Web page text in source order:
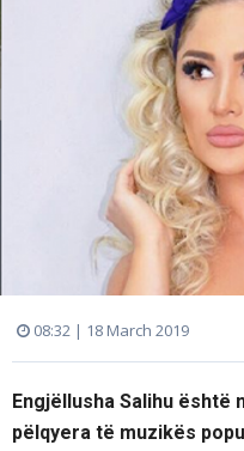
08:32 | 18 March 2019
Engjëllusha Salihu
pëlqyera të muzikës